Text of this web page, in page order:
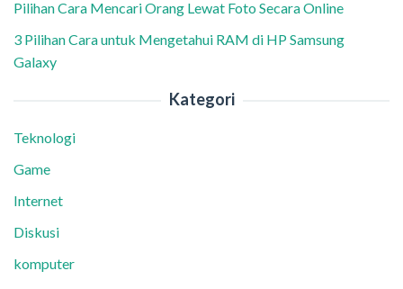
Pilihan Cara Mencari Orang Lewat Foto Secara Online
3 Pilihan Cara untuk Mengetahui RAM di HP Samsung
Galaxy
Kategori
Teknologi
Game
Internet
Diskusi
komputer